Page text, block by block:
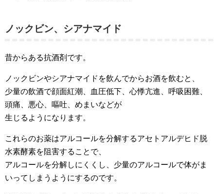
ノックビン、シアナマイド
昔からある抗酒剤です。
ノックビンやシアナマイドを飲んでからお酒を飲むと、
少量の飲酒で顔面紅潮、血圧低下、心悸亢進、呼吸困難、
頭痛、悪心、嘔吐、めまいなどが
生じるようになります。
これらのお薬はアルコールを分解するアセトアルデヒド脱
水素酵素を阻害することで、
アルコールを分解しにくくし、少量のアルコールで体がま
いってしまうようにするのです。